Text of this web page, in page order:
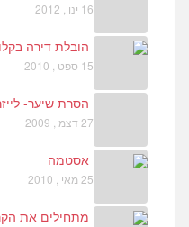
16 ינו , 2012
הובלת דירה
15 ספט , 2010
הסרת שיער-
27 דצמ , 2009
אסטמה
25 מאי , 2010
מתחילים את